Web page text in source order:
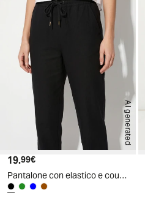
AI generated
Prezzo attuale
19.99€
Pantalone con elastico e coulisse in vita - Nero